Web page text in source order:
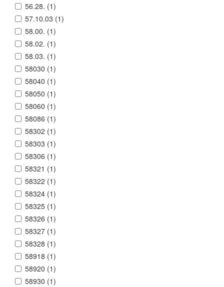
56.28. (1)
57.10.03 (1)
58.00. (1)
58.02. (1)
58.03. (1)
58030 (1)
58040 (1)
58050 (1)
58060 (1)
58086 (1)
58302 (1)
58303 (1)
58306 (1)
58321 (1)
58322 (1)
58324 (1)
58325 (1)
58326 (1)
58327 (1)
58328 (1)
58918 (1)
58920 (1)
58930 (1)